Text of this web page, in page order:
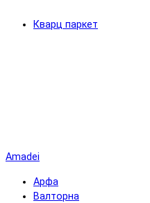
Кварц паркет
Amadei
Арфа
Валторна